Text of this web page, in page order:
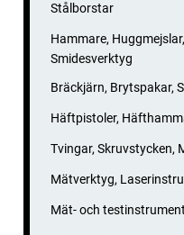
Stålborstar
Hammare,
Smidesverktyg
Bräckjärn, Brytspakar,
Häftpistoler,
Tvingar, Skruvstycken,
Mätverktyg,
Mät- och